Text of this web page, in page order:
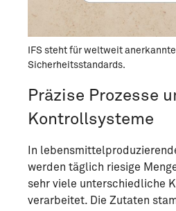
IFS steht für weltweit
Sicherheitsstandards.
Präzise Prozesse
Kontrollsysteme
In
werden täglich riesige
sehr viele unterschiedliche
verarbeitet. Die Zutaten